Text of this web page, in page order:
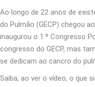
Ao longo de 22 anos de
do Pulmão (GECP) chegou
inaugurou o 1.º Congresso
congresso do GECP, mas
se dedicam ao cancro do
Saiba, ao ver o vídeo, o que